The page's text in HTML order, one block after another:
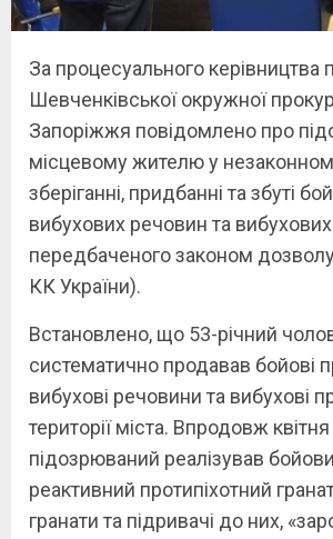
За процесуального керівництва
Шевченківської окружної
Запоріжжя повідомлено про
місцевому жителю у
зберіганні, придбанні та збуті
вибухових речовин та
передбаченого законом
КК України).
Встановлено, що 53-річний
систематично продавав бойові
вибухові речовини та вибухові
території міста. Впродовж
підозрюваний реалізував
реактивний протипіхотний
гранати та підривачі до них,